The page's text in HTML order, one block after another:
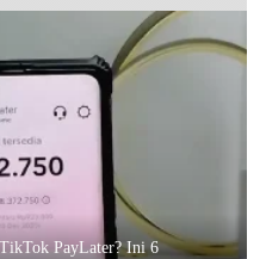
PayLater? Ini 6